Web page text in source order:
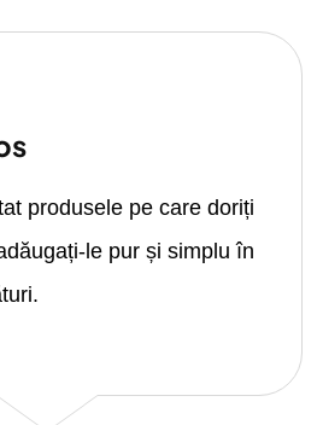
produsele pe care doriți
le pur și simplu în